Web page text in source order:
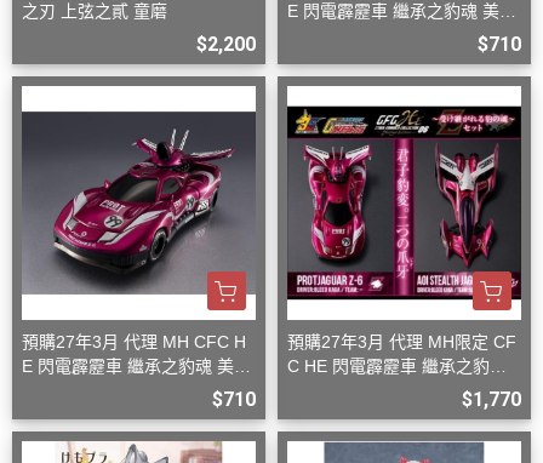
之刃 上弦之貳 童磨
$2,200
E 閃電霹靂車 繼承之豹魂 美洲
$710
預購27年3月 代理 MH CFC H
E 閃電霹靂車 繼承之豹魂 美洲
$710
預購27年3月 代理 MH限定 CF
C HE 閃電霹靂車 繼承之豹魂
$1,770